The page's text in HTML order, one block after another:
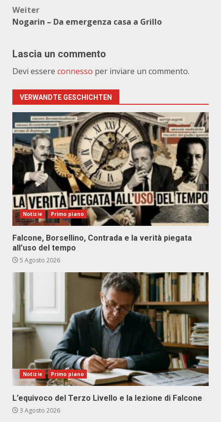
Weiter
Nogarin – Da emergenza casa a Grillo
Lascia un commento
Devi essere connesso per inviare un commento.
VERWANDTE GESCHICHTEN
Notizie Primo piano
Falcone, Borsellino, Contrada e la verità piegata
all’uso del tempo
5 Agosto 2026
Notizie Primo piano
L’equivoco del Terzo Livello e la lezione di Falcone
3 Agosto 2026